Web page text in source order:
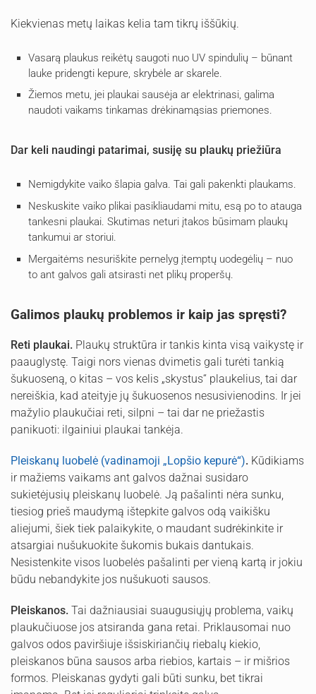
Kiekvienas metų laikas kelia tam tikrų iššūkių.
Vasarą plaukus reikėtų saugoti nuo UV spindulių – būnant
lauke pridengti kepure, skrybėle ar skarele.
Žiemos metu, jei plaukai sausėja ar elektrinasi, galima
naudoti vaikams tinkamas drėkinamąsias priemones.
Dar keli naudingi patarimai, susiję su plaukų priežiūra
Nemigdykite vaiko šlapia galva. Tai gali pakenkti plaukams.
Neskuskite vaiko plikai pasikliaudami mitu, esą po to atauga
tankesni plaukai. Skutimas neturi įtakos būsimam plaukų
tankumui ar storiui.
Mergaitėms nesuriškite pernelyg įtemptų uodegėlių – nuo
to ant galvos gali atsirasti net plikų properšų.
Galimos plaukų problemos ir kaip jas spręsti?
Reti plaukai. Plaukų struktūra ir tankis kinta visą vaikystę ir
paauglystę. Taigi nors vienas dvimetis gali turėti tankią
šukuoseną, o kitas – vos kelis „skystus“ plaukelius, tai dar
nereiškia, kad ateityje jų šukuosenos nesusivienodins. Ir jei
mažylio plaukučiai reti, silpni – tai dar ne priežastis
panikuoti: ilgainiui plaukai tankėja.
Pleiskanų luobelė (vadinamoji „Lopšio kepurė“). Kūdikiams
ir mažiems vaikams ant galvos dažnai susidaro
sukietėjusių pleiskanų luobelė. Ją pašalinti nėra sunku,
tiesiog prieš maudymą ištepkite galvos odą vaikišku
aliejumi, šiek tiek palaikykite, o maudant sudrėkinkite ir
atsargiai nušukuokite šukomis bukais dantukais.
Nesistenkite visos luobelės pašalinti per vieną kartą ir jokiu
būdu nebandykite jos nušukuoti sausos.
Pleiskanos. Tai dažniausiai suaugusiųjų problema, vaikų
plaukučiuose jos atsiranda gana retai. Priklausomai nuo
galvos odos paviršiuje išsiskiriančių riebalų kiekio,
pleiskanos būna sausos arba riebios, kartais – ir mišrios
formos. Pleiskanas gydyti gali būti sunku, bet tikrai